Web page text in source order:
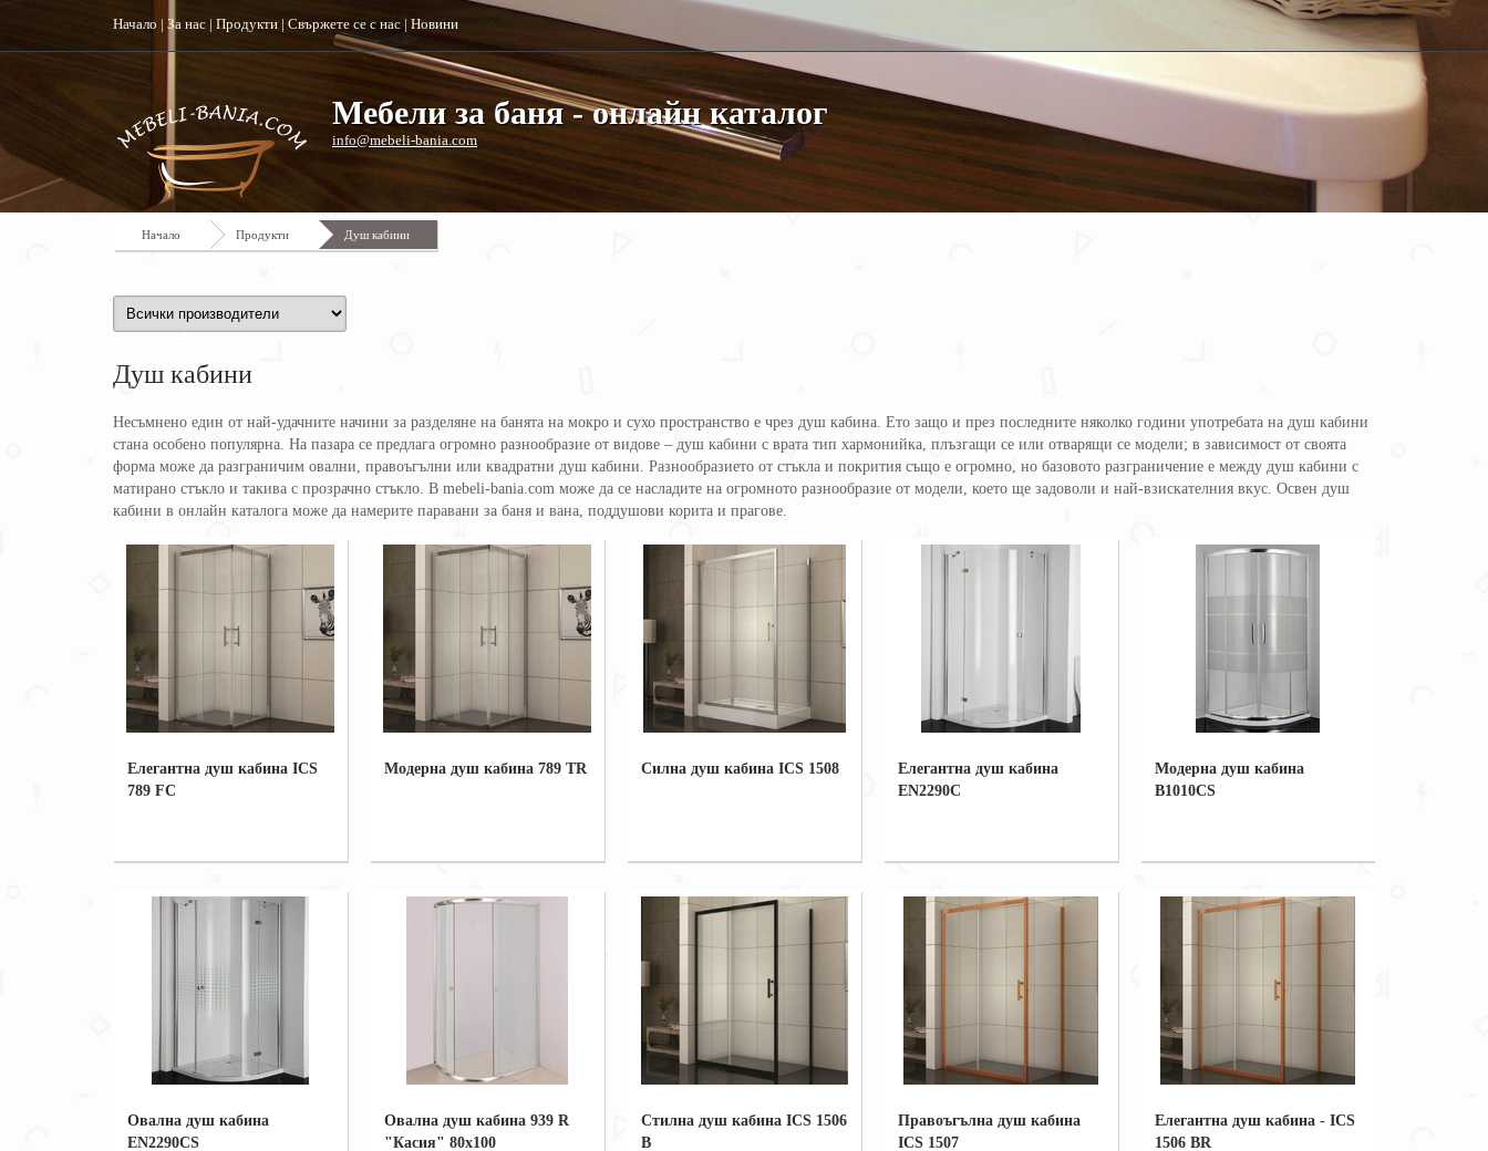
Начало | За нас | Продукти | Свържете се с нас | Новини
Мебели за баня - онлайн каталог
info@mebeli-bania.com
Начало Продукти Душ кабини
Душ кабини
Несъмнено един от най-удачните начини за разделяне на банята на мокро и сухо пространство е чрез душ кабина. Ето защо и през последните няколко години употребата на душ кабини
стана особено популярна. На пазара се предлага огромно разнообразие от видове – душ кабини с врата тип хармонийка, плъзгащи се или отварящи се модели; в зависимост от своята
форма може да разграничим овални, правоъгълни или квадратни душ кабини. Разнообразието от стъкла и покрития също е огромно, но базовото разграничение е между душ кабини с
матирано стъкло и такива с прозрачно стъкло. В mebeli-bania.com може да се насладите на огромното разнообразие от модели, което ще задоволи и най-взискателния вкус. Освен душ
кабини в онлайн каталога може да намерите паравани за баня и вана, поддушови корита и прагове.
Елегантна душ кабина ICS
789 FC
Модерна душ кабина 789 TR Силна душ кабина ICS 1508
Елегантна душ кабина
EN2290C
Модерна душ кабина
B1010CS
Овална душ кабина
EN2290CS
Овална душ кабина 939 R
"Касия" 80x100
Стилна душ кабина ICS 1506
B
Правоъгълна душ кабина
ICS 1507
Елегантна душ кабина - ICS
1506 BR